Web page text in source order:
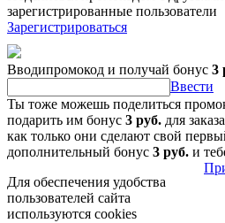
зарегистрированные пользователи
Зарегистрироваться
Вводипромокод и получай бонус 3
Ввести
Ты тоже можешь поделиться
подарить им бонус 3 руб. для
как только они сделают свой
дополнительный бонус 3 руб. и
Для обеспечения удобства
пользователей сайта
используются cookies